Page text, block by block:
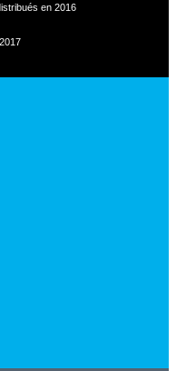
en 2016